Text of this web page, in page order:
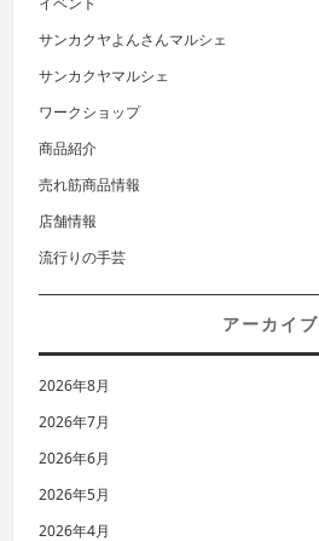
サンカクヤよんさんマルシェ
サンカクヤマルシェ
ワークショップ
商品紹介
売れ筋商品情報
店舗情報
流行りの手芸
アーカイブ
2026年8月
2026年7月
2026年6月
2026年5月
2026年4月